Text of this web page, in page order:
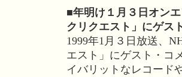
■年明け１月３日オン
クリクエスト」にゲス
1999年1月３日放送、
エスト」にゲスト・コ
イバリットなレコード